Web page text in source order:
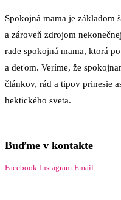
Spokojná mama je základom
a zároveň zdrojom
rade spokojná mama, ktorá
a deťom. Veríme, že
článkov, rád a tipov prinesie
hektického sveta.
Buďme v kontakte
Facebook Instagram Email